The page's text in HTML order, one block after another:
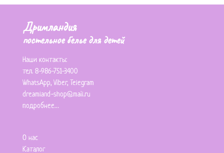
Дримландия
постельное белье для детей
Наши контакты:
тел. 8-986-751-3400
WhatsApp, Viber, Telegram
dreamland-shop@mail.ru
подробнее…
О нас
Каталог